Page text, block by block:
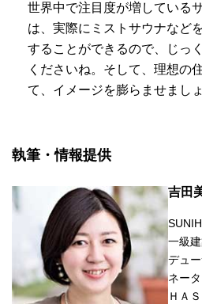
世界中で注目度が増している
は、実際にミストサウナなど
することができるので、じっ
くださいね。そして、理想の
て、イメージを膨らませましょ
執筆・情報提供
吉田
一級
デュ
ネー
ＨＡ